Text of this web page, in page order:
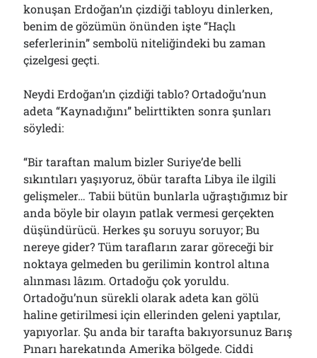
konuşan Erdoğan’ın çizdiği tabloyu dinlerken,
benim de gözümün önünden işte “Haçlı
seferlerinin” sembolü niteliğindeki bu zaman
çizelgesi geçti.
Neydi Erdoğan’ın çizdiği tablo? Ortadoğu’nun
adeta “Kaynadığını” belirttikten sonra şunları
söyledi:
“Bir taraftan malum bizler Suriye’de belli
sıkıntıları yaşıyoruz, öbür tarafta Libya ile ilgili
gelişmeler… Tabii bütün bunlarla uğraştığımız bir
anda böyle bir olayın patlak vermesi gerçekten
düşündürücü. Herkes şu soruyu soruyor; Bu
nereye gider? Tüm tarafların zarar göreceği bir
noktaya gelmeden bu gerilimin kontrol altına
alınması lâzım. Ortadoğu çok yoruldu.
Ortadoğu’nun sürekli olarak adeta kan gölü
haline getirilmesi için ellerinden geleni yaptılar,
yapıyorlar. Şu anda bir tarafta bakıyorsunuz Barış
Pınarı harekatında Amerika bölgede. Ciddi